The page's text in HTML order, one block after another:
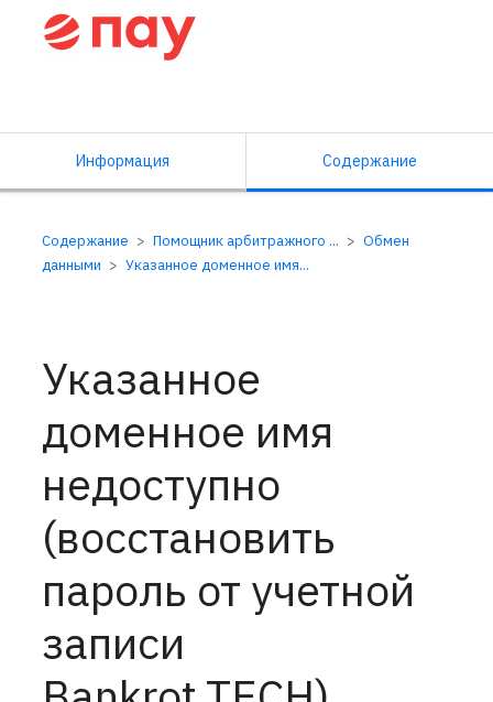
Информация Содержание
Содержание Помощник арбитражного ...
Обмен
данными
Указанное доменное имя...
Указанное
доменное имя
недоступно
(восстановить
пароль от учетной
записи